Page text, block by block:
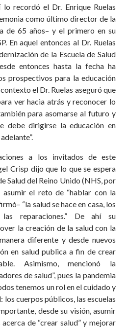
lo recordó el Dr. Enrique Ruelas
como último director de la
de 65 años– y el primero en su
En aquel entonces al Dr. Ruelas
de la Escuela de Salud
entonces hasta la fecha ha
prospectivos para la educación
el Dr. Ruelas aseguró que
ver hacia atrás y reconocer lo
para asomarse al futuro y
debe dirigirse la educación en
a los invitados de este
Crisp dijo que lo que se espera
Salud del Reino Unido (NHS, por
asumir el reto de “hablar con la
“la salud se hace en casa, los
reparaciones.” De ahí su
la creación de la salud con la
diferente y desde nuevos
en salud publica a fin de crear
Asimismo, mencionó la
de salud”, pues la pandemia
tenemos un rol en el cuidado y
los cuerpos públicos, las escuelas
desde su visión, asumir
de “crear salud” y mejorar